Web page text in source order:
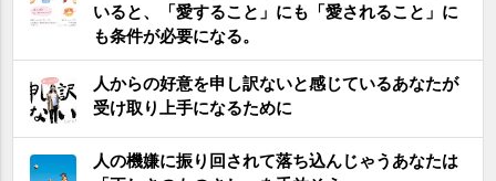
いると、「愛すること」にも「愛されること」に
も条件が必要になる。
人からの好意を申し訳ないと感じているあなたが
受け取り上手になるために
人の機嫌に振り回されて落ち込んじゃうあなたは